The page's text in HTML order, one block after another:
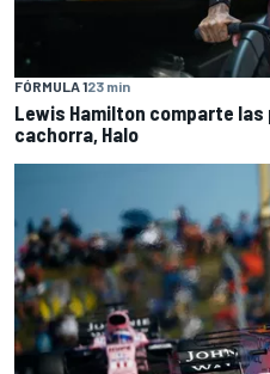
FÓRMULA 123 min
Lewis Hamilton comparte
cachorra, Halo